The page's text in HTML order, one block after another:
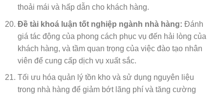
thoải mái và hấp dẫn cho khách hàng.
Đề tài khoá luận tốt nghiệp ngành nhà hàng: Đánh
giá tác động của phong cách phục vụ đến hải lòng của
khách hàng, và tầm quan trọng của việc đào tạo nhân
viên để cung cấp dịch vụ xuất sắc.
Tối ưu hóa quản lý tồn kho và sử dụng nguyên liệu
trong nhà hàng để giảm bớt lãng phí và tăng cường